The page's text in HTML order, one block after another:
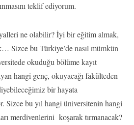
teklif ediyorum.
ne olabilir? İyi bir eğitim almak,
Sizce bu Türkiye’de nasıl mümkün
okuduğu bölüme kayıt
hangi genç, okuyacağı fakülteden
bir hayata
Sizce bu yıl hangi üniversitenin hangi
merdivenlerini koşarak tırmanacak?